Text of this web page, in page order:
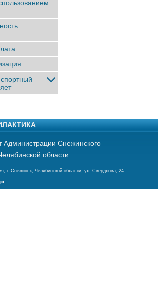
Снежинского
области
г. Снежинск, Челябинской области, ул. Свердлова, 24